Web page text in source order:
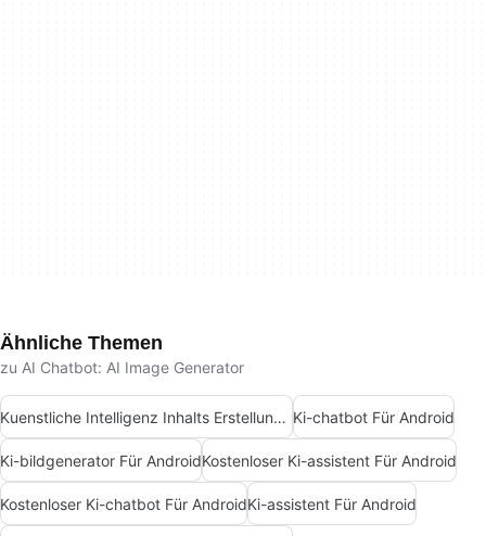
Ähnliche Themen
zu AI Chatbot: AI Image Generator
Kuenstliche Intelligenz Inhalts Erstellungs Apps Ki-chatbot Für Android
Ki-bildgenerator Für AndroidKostenloser Ki-assistent Für Android
Kostenloser Ki-chatbot Für AndroidKi-assistent Für Android